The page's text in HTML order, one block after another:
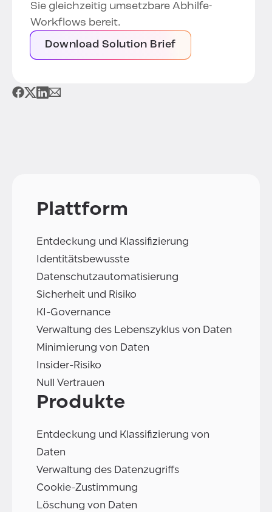
Sie gleichzeitig umsetzbare Abhilfe-
Workflows bereit.
Download Solution Brief
Plattform
Entdeckung und Klassifizierung
Identitätsbewusste
Datenschutzautomatisierung
Sicherheit und Risiko
KI-Governance
Verwaltung des Lebenszyklus von Daten
Minimierung von Daten
Insider-Risiko
Null Vertrauen
Produkte
Entdeckung und Klassifizierung von
Daten
Verwaltung des Datenzugriffs
Cookie-Zustimmung
Löschung von Daten